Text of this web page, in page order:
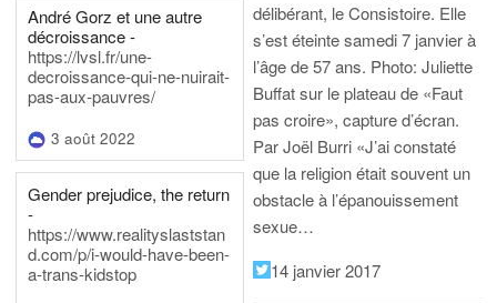
André Gorz et une autre
décroissance -
https://lvsl.fr/une-
decroissance-qui-ne-nuirait-
pas-aux-pauvres/
3 août 2022
Gender prejudice, the return
-
https://www.realityslaststan
d.com/p/i-would-have-been-
a-trans-kidstop
délibérant, le Consistoire. Elle
s’est éteinte samedi 7 janvier à
l’âge de 57 ans. Photo: Juliette
Buffat sur le plateau de «Faut
pas croire», capture d’écran.
Par Joël Burri «J’ai constaté
que la religion était souvent un
obstacle à l’épanouissement
sexue…
14 janvier 2017